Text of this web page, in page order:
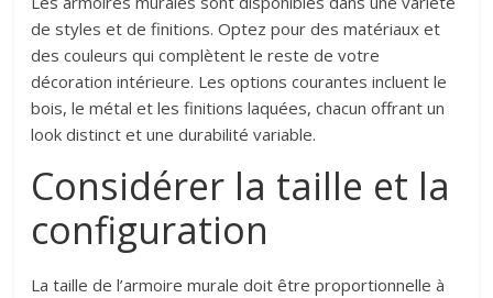
de styles et de finitions. Optez pour des matériaux et
des couleurs qui complètent le reste de votre
décoration intérieure. Les options courantes incluent le
bois, le métal et les finitions laquées, chacun offrant un
look distinct et une durabilité variable.
Considérer la taille et la
configuration
La taille de l’armoire murale doit être proportionnelle à